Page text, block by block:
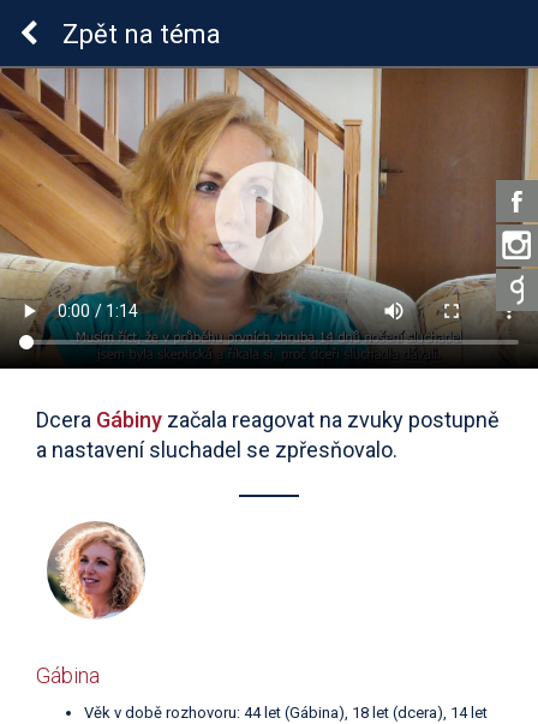
Sluchová vada u dětí
Zpět na téma
Dcera Gábiny začala reagovat na zvuky postupně
a nastavení sluchadel se zpřesňovalo.
Gábina
Věk v době rozhovoru: 44 let (Gábina), 18 let (dcera), 14 let